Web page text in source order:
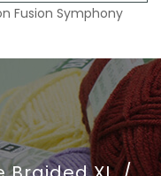
Fusion Symphony